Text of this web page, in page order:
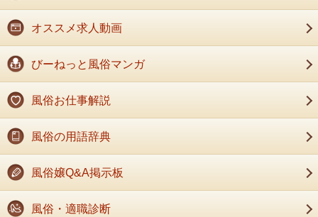
2.メニューの「フィルタとブロック中のアドレス」のタブから「新しい
フィルタを作成」をクリックします。
2.「アカウント」から「アカウントを追加」からGoogleのロゴを選択
オススメ求人動画
びーねっと風俗マンガ
風俗お仕事解説
風俗の用語辞典
風俗嬢Q&A掲示板
風俗・適職診断